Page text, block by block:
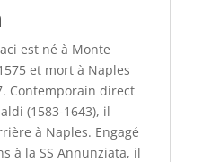
est né à Monte
et mort à Naples
Contemporain direct
(1583-1643), il
à Naples. Engagé
à la SS Annunziata, il